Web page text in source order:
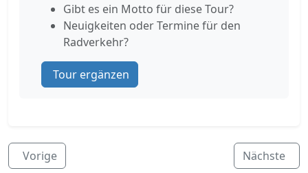
Gibt es ein Motto für diese Tour?
Neuigkeiten oder Termine für den
Radverkehr?
Tour ergänzen
Vorige Nächste